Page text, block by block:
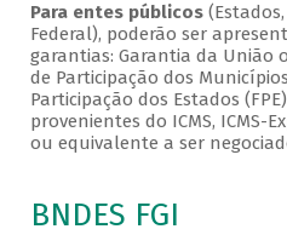
Para entes públicos
Federal), poderão ser
garantias: Garantia da União
de Participação dos
Participação dos Estados
provenientes do ICMS, ICMS-
ou equivalente a ser
BNDES FGI